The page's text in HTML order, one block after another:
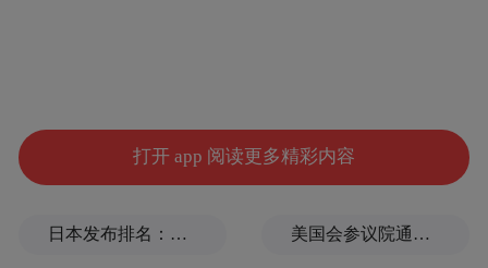
火救援、野外救援任务以及未来助老等多个
领域。
打开 app 阅读更多精彩内容
日本发布排名：中国第1，日本第13 美国会参议院通过临时拨款法案